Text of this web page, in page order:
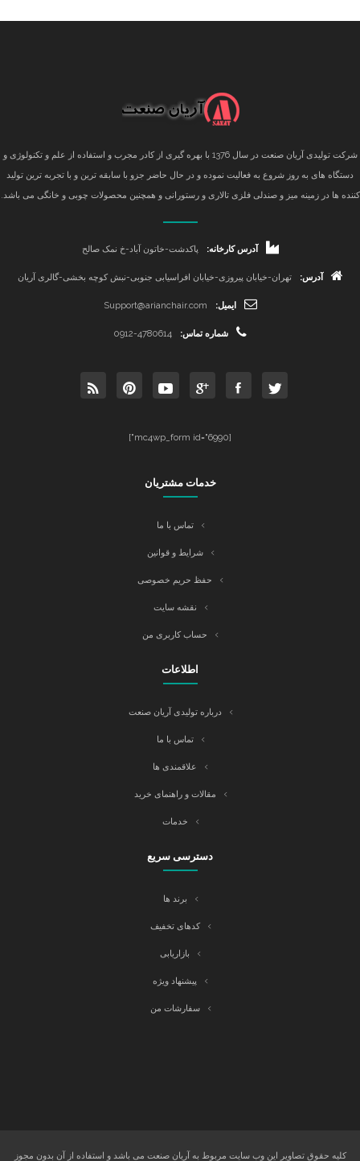
شرکت تولیدی آریان صنعت در سال 1376 با بهره گیری از کادر مجرب و استفاده از علم و تکنولوژی و
دستگاه های به روز شروع به فعالیت نموده و در حال حاضر جزو با سابقه ترین و با تجربه ترین تولید
کننده ها در زمینه میز و صندلی فلزی تالاری و رستورانی و همچنین محصولات چوبی و خانگی می باشد.
آدرس کارخانه: پاکدشت-خاتون آباد-خ نمک صالح
آدرس: تهران-خیابان پیروزی-خیابان افراسیابی جنوبی-نبش کوچه بخشی-گالری آریان
ایمیل: Support@arianchair.com
شماره تماس: 0912-4780614
[mc4wp_form id="6990"]
خدمات مشتریان
تماس با ما
شرایط و قوانین
حفظ حریم خصوصی
نقشه سایت
حساب کاربری من
اطلاعات
درباره تولیدی آریان صنعت
تماس با ما
علاقمندی ها
مقالات و راهنمای خرید
خدمات
دسترسی سریع
برند ها
کدهای تخفیف
بازاریابی
پیشنهاد ویژه
سفارشات من
کلیه حقوق تصاویر این وب سایت مربوط به آریان صنعت می باشد و استفاده از آن بدون مجوز